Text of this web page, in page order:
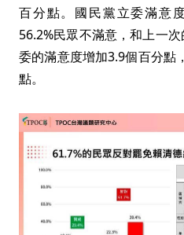
百分點。國民黨立委滿意
56.2%民眾不滿意，和上一
委的滿意度增加3.9個百分點
點。